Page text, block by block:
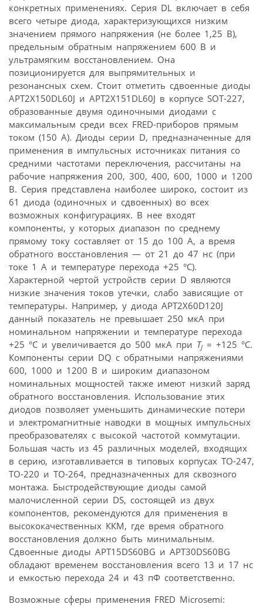
конкретных применениях. Серия DL включает в себя
всего четыре диода, характеризующихся низким
значением прямого напряжения (не более 1,25 В),
предельным обратным напряжением 600 В и
ультрамягким восстановлением. Она
позиционируется для выпрямительных и
резонансных схем. Стоит отметить сдвоенные диоды
APT2X150DL60J и APT2X151DL60J в корпусе SOT-227,
образованные двумя одиночными диодами с
максимальным среди всех FRED-приборов прямым
током (150 А). Диоды серии D, предназначенные для
применения в импульсных источниках питания со
средними частотами переключения, рассчитаны на
рабочие напряжения 200, 300, 400, 600, 1000 и 1200
В. Серия представлена наиболее широко, состоит из
61 диода (одиночных и сдвоенных) во всех
возможных конфигурациях. В нее входят
компоненты, у которых диапазон по среднему
прямому току составляет от 15 до 100 А, а время
обратного восстановления — от 21 до 47 нс (при
токе 1 А и температуре перехода +25 °С).
Характерной чертой устройств серии D являются
низкие значения токов утечки, слабо зависящие от
температуры. Например, у диода APT2X60D120J
данный показатель не превышает 250 мкА при
номинальном напряжении и температуре перехода
+25 °С и увеличивается до 500 мкА при TJ = +125 °С.
Компоненты серии DQ с обратными напряжениями
600, 1000 и 1200 В и широким диапазоном
номинальных мощностей также имеют низкий заряд
обратного восстановления. Использование этих
диодов позволяет уменьшить динамические потери
и электромагнитные наводки в мощных импульсных
преобразователях с высокой частотой коммутации.
Большая часть из 45 различных моделей, входящих
в серию, изготавливается в типовых корпусах TO-247,
TO-220 и TO-264, предназначенных для сквозного
монтажа. Быстродействующие диоды самой
малочисленной серии DS, состоящей из двух
компонентов, рекомендуются для применения в
высококачественных ККМ, где время обратного
восстановления должно быть минимальным.
Сдвоенные диоды APT15DS60BG и APT30DS60BG
обладают временем восстановления всего 13 и 17 нс
и емкостью перехода 24 и 43 пФ соответственно.
Возможные сферы применения FRED Microsemi: